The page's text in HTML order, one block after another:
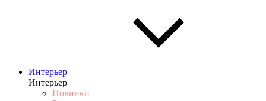
Интерьер
Интерьер
Новинки